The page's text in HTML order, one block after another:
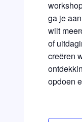
ga je
wilt
of
creëren
opdoen